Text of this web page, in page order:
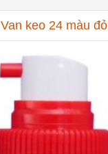
Van keo 24 màu đỏ